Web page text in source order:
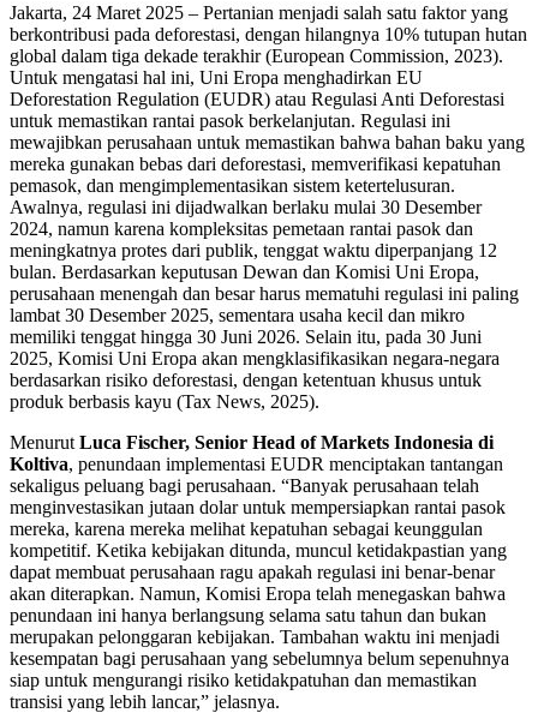
Jakarta, 24 Maret 2025 – Pertanian menjadi salah satu faktor yang
berkontribusi pada deforestasi, dengan hilangnya 10% tutupan hutan
global dalam tiga dekade terakhir (European Commission, 2023).
Untuk mengatasi hal ini, Uni Eropa menghadirkan EU
Deforestation Regulation (EUDR) atau Regulasi Anti Deforestasi
untuk memastikan rantai pasok berkelanjutan. Regulasi ini
mewajibkan perusahaan untuk memastikan bahwa bahan baku yang
mereka gunakan bebas dari deforestasi, memverifikasi kepatuhan
pemasok, dan mengimplementasikan sistem ketertelusuran.
Awalnya, regulasi ini dijadwalkan berlaku mulai 30 Desember
2024, namun karena kompleksitas pemetaan rantai pasok dan
meningkatnya protes dari publik, tenggat waktu diperpanjang 12
bulan. Berdasarkan keputusan Dewan dan Komisi Uni Eropa,
perusahaan menengah dan besar harus mematuhi regulasi ini paling
lambat 30 Desember 2025, sementara usaha kecil dan mikro
memiliki tenggat hingga 30 Juni 2026. Selain itu, pada 30 Juni
2025, Komisi Uni Eropa akan mengklasifikasikan negara-negara
berdasarkan risiko deforestasi, dengan ketentuan khusus untuk
produk berbasis kayu (Tax News, 2025).
Menurut Luca Fischer, Senior Head of Markets Indonesia di
Koltiva, penundaan implementasi EUDR menciptakan tantangan
sekaligus peluang bagi perusahaan. “Banyak perusahaan telah
menginvestasikan jutaan dolar untuk mempersiapkan rantai pasok
mereka, karena mereka melihat kepatuhan sebagai keunggulan
kompetitif. Ketika kebijakan ditunda, muncul ketidakpastian yang
dapat membuat perusahaan ragu apakah regulasi ini benar-benar
akan diterapkan. Namun, Komisi Eropa telah menegaskan bahwa
penundaan ini hanya berlangsung selama satu tahun dan bukan
merupakan pelonggaran kebijakan. Tambahan waktu ini menjadi
kesempatan bagi perusahaan yang sebelumnya belum sepenuhnya
siap untuk mengurangi risiko ketidakpatuhan dan memastikan
transisi yang lebih lancar,” jelasnya.